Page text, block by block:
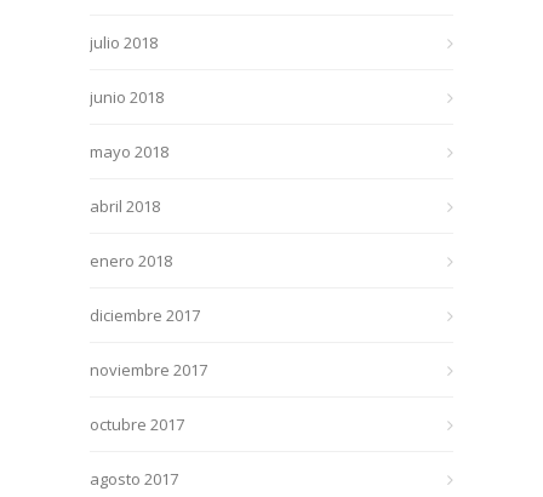
julio 2018
junio 2018
mayo 2018
abril 2018
enero 2018
diciembre 2017
noviembre 2017
octubre 2017
agosto 2017